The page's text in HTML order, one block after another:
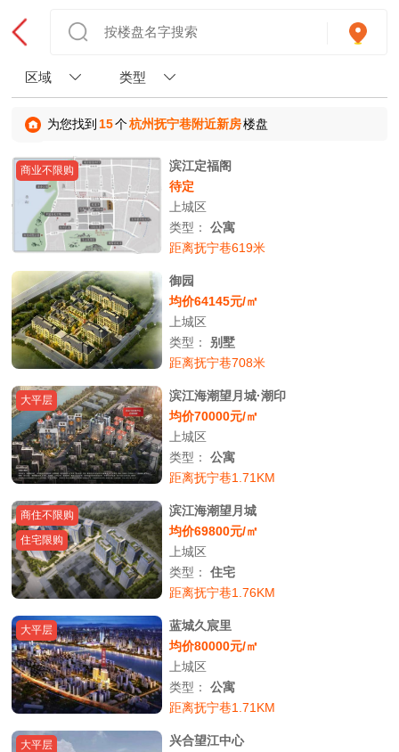
区域 类型
为您找到 15个杭州抚宁巷附近新房楼盘
商业不限购
滨江定福阁
待定
上城区
类型：公寓
距离抚宁巷619米
御园
均价64145元/㎡
上城区
类型：别墅
距离抚宁巷708米
大平层
滨江海潮望月城·潮印
均价70000元/㎡
上城区
类型：公寓
距离抚宁巷1.71KM
商住不限购
住宅限购
滨江海潮望月城
均价69800元/㎡
上城区
类型：住宅
距离抚宁巷1.76KM
大平层
蓝城久宸里
均价80000元/㎡
上城区
类型：公寓
距离抚宁巷1.71KM
大平层
兴合望江中心